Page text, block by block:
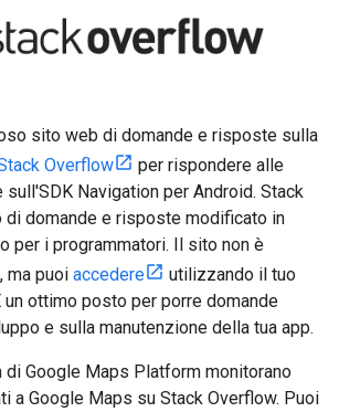
sito web di domande e risposte sulla
Overflow
per rispondere alle
sull'SDK Navigation per Android. Stack
di domande e risposte modificato in
per i programmatori. Il sito non è
ma puoi accedere
utilizzando il tuo
un ottimo posto per porre domande
e sulla manutenzione della tua app.
di Google Maps Platform monitorano
a Google Maps su Stack Overflow. Puoi